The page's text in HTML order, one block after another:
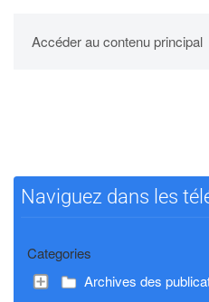
Accéder au contenu principal
Naviguez dans les
Categories
Archives des